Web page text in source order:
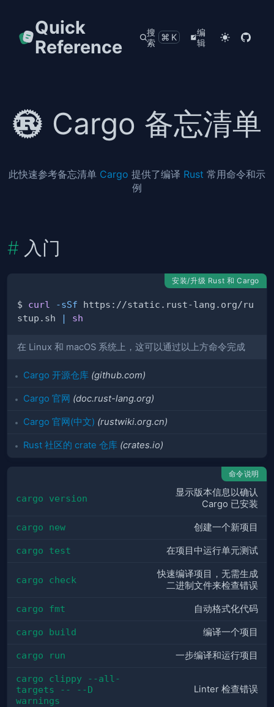
Quick
Reference
搜
索
⌘K
编
辑
Cargo 备忘清单
此快速参考备忘清单 Cargo 提供了编译 Rust 常用命令和示
例
入门
安装/升级 Rust 和 Cargo
$ curl -sSf https://static.rust-lang.org/ru
stup.sh
| sh
在 Linux 和 macOS 系统上，这可以通过以上方命令完成
Cargo 开源仓库 (github.com)
Cargo 官网 (doc.rust-lang.org)
Cargo 官网(中文) (rustwiki.org.cn)
Rust 社区的 crate 仓库 (crates.io)
命令说明
cargo version
显示版本信息以确认
Cargo 已安装
cargo new 创建一个新项目
cargo test 在项目中运行单元测试
cargo check
快速编译项目，无需生成
二进制文件来检查错误
cargo fmt 自动格式化代码
cargo build 编译一个项目
cargo run 一步编译和运行项目
cargo clippy --all-
targets -- --D
warnings
Linter 检查错误